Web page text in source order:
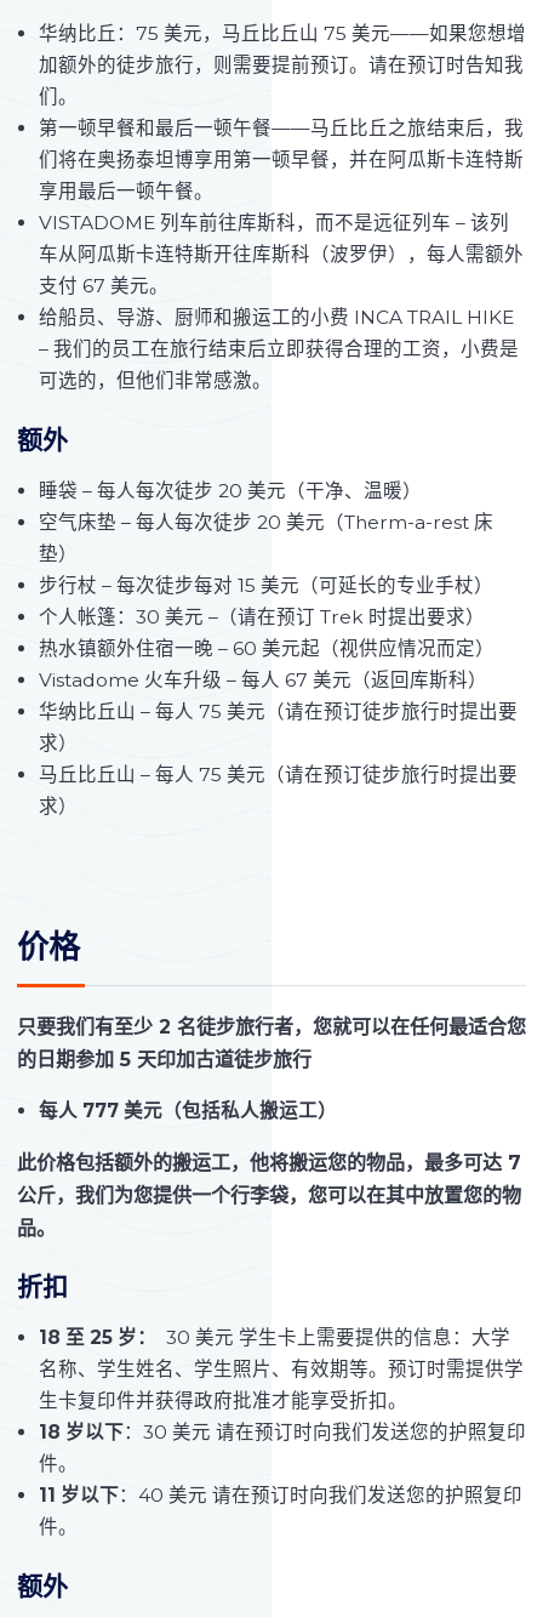
华纳比丘：75 美元，马丘比丘山 75 美元——如果您想增
加额外的徒步旅行，则需要提前预订。请在预订时告知我
们。
第一顿早餐和最后一顿午餐——马丘比丘之旅结束后，我
们将在奥扬泰坦博享用第一顿早餐，并在阿瓜斯卡连特斯
享用最后一顿午餐。
VISTADOME 列车前往库斯科，而不是远征列车 – 该列
车从阿瓜斯卡连特斯开往库斯科（波罗伊），每人需额外
支付 67 美元。
给船员、导游、厨师和搬运工的小费 INCA TRAIL HIKE
– 我们的员工在旅行结束后立即获得合理的工资，小费是
可选的，但他们非常感激。
额外
睡袋 – 每人每次徒步 20 美元（干净、温暖）
空气床垫 – 每人每次徒步 20 美元（Therm-a-rest 床
垫）
步行杖 – 每次徒步每对 15 美元（可延长的专业手杖）
个人帐篷：30 美元 –（请在预订 Trek 时提出要求）
热水镇额外住宿一晚 – 60 美元起（视供应情况而定）
Vistadome 火车升级 – 每人 67 美元（返回库斯科）
华纳比丘山 – 每人 75 美元（请在预订徒步旅行时提出要
求）
马丘比丘山 – 每人 75 美元（请在预订徒步旅行时提出要
求）
价格
只要我们有至少 2 名徒步旅行者，您就可以在任何最适合您
的日期参加 5 天印加古道徒步旅行
每人 777 美元（包括私人搬运工）
此价格包括额外的搬运工，他将搬运您的物品，最多可达 7
公斤，我们为您提供一个行李袋，您可以在其中放置您的物
品。
折扣
18 至 25 岁：
30 美元 学生卡上需要提供的信息：大学
名称、学生姓名、学生照片、有效期等。预订时需提供学
生卡复印件并获得政府批准才能享受折扣。
18 岁以下：30 美元 请在预订时向我们发送您的护照复印
件。
11 岁以下：40 美元 请在预订时向我们发送您的护照复印
件。
额外